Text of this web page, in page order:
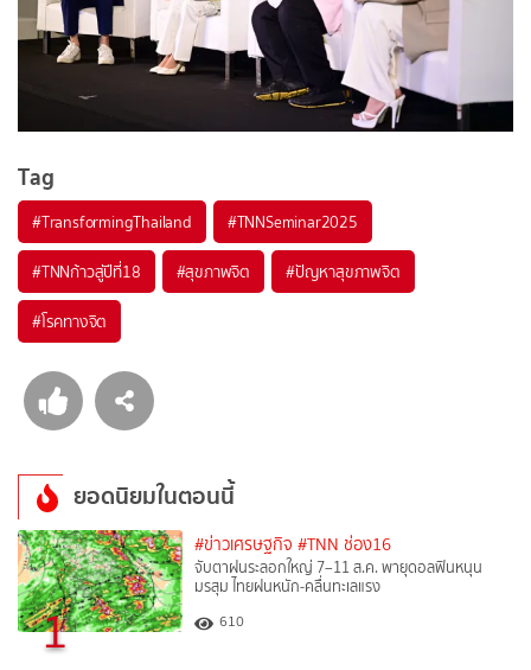
Tag
#TransformingThailand #TNNSeminar2025
#TNNก้าวสู่ปีที่18 #สุขภาพจิต #ปัญหาสุขภาพจิต
#โรคทางจิต
ยอดนิยมในตอนนี้
1
#ข่าวเศรษฐกิจ #TNN ช่อง16
จับตาฝนระลอกใหญ่ 7–11 ส.ค. พายุดอลฟินหนุน
มรสุม ไทยฝนหนัก-คลื่นทะเลแรง
610